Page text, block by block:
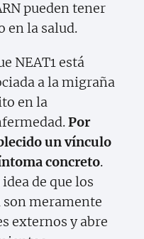
pueden tener
en la salud.
NEAT1 está
a la migraña
en la
Por
un vínculo
concreto.
de que los
meramente
externos y abre